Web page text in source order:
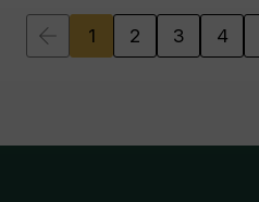
1 2 3 4